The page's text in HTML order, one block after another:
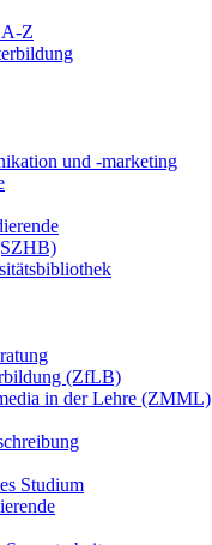
A-Z
und -marketing
(ZfLB)
in der Lehre (ZMML)
Studium